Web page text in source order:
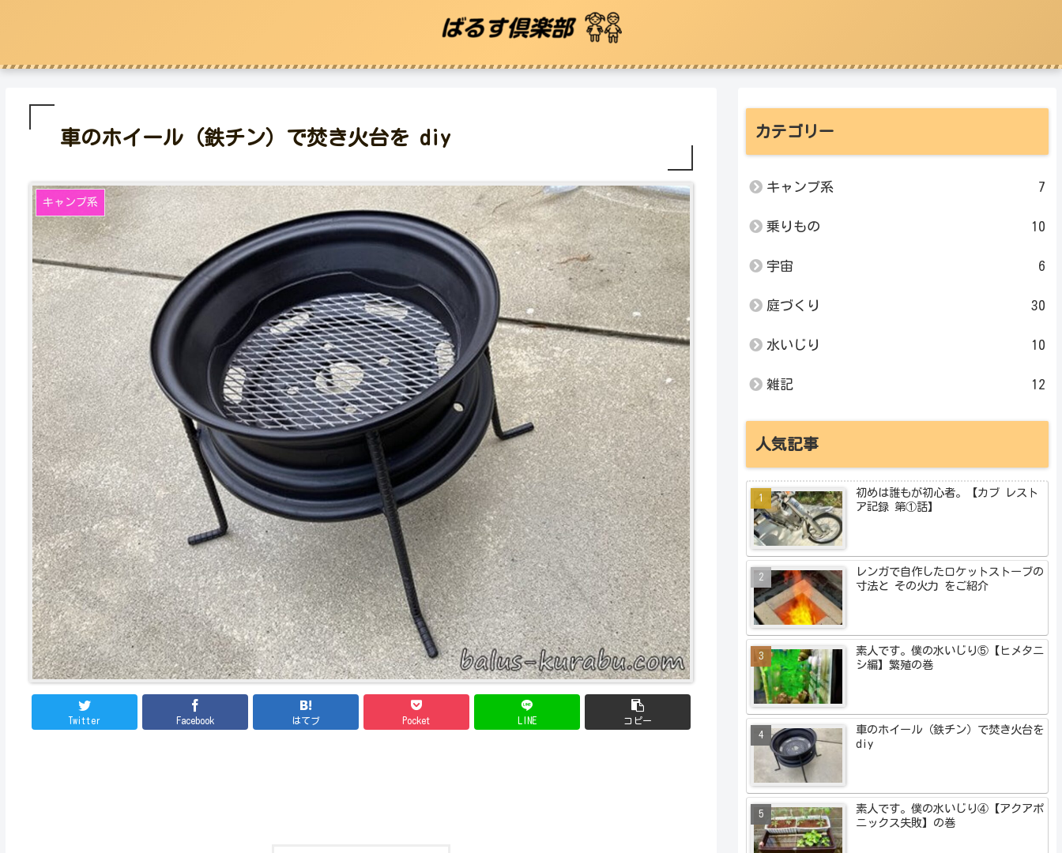
車のホイール（鉄チン）で焚き火台を diy
キャンプ系
Twitter Facebook はてブ Pocket LINE コピー
カテゴリー
キャンプ系 7
乗りもの 10
宇宙 6
庭づくり 30
水いじり 10
雑記 12
人気記事
初めは誰もが初心者。【カブ レスト
ア記録 第①話】
レンガで自作したロケットストーブの
寸法と その火力 をご紹介
素人です。僕の水いじり⑤【ヒメタニ
シ編】繁殖の巻
車のホイール（鉄チン）で焚き火台を
diy
素人です。僕の水いじり④【アクアポ
ニックス失敗】の巻